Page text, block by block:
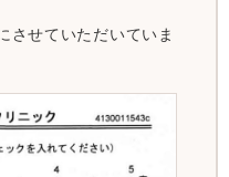
させていただいていま